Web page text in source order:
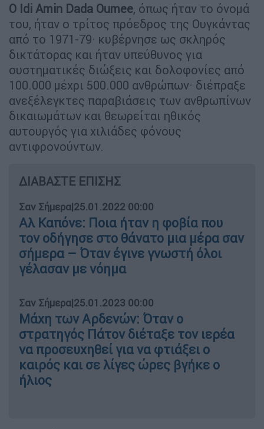
Ο Idi Amin Dada Oumee, όπως ήταν το όνομά
του, ήταν ο τρίτος πρόεδρος της Ουγκάντας
από το 1971-79· κυβέρνησε ως σκληρός
δικτάτορας και ήταν υπεύθυνος για
συστηματικές διώξεις και δολοφονίες από
100.000 μέχρι 500.000 ανθρώπων· διέπραξε
ανεξέλεγκτες παραβιάσεις των ανθρωπίνων
δικαιωμάτων και θεωρείται ηθικός
αυτουργός για χιλιάδες φόνους
αντιφρονούντων.
ΔΙΑΒΑΣΤΕ ΕΠΙΣΗΣ
Σαν Σήμερα|25.01.2022 00:00
Αλ Καπόνε: Ποια ήταν η φοβία που
τον οδήγησε στο θάνατο μια μέρα σαν
σήμερα – Όταν έγινε γνωστή όλοι
γέλασαν με νόημα
Σαν Σήμερα|25.01.2023 00:00
Μάχη των Αρδενών: Όταν ο
στρατηγός Πάτον διέταξε τον ιερέα
να προσευχηθεί για να φτιάξει ο
καιρός και σε λίγες ώρες βγήκε ο
ήλιος